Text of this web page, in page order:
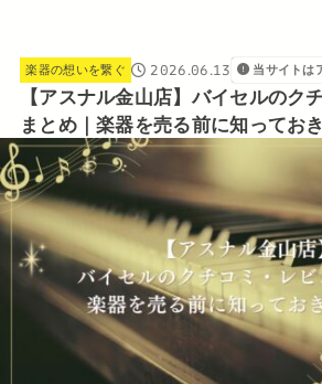
楽器の想いを繋ぐ 2026.06.13 当サイトは
【アスナル金山店】バイセルのク
まとめ｜楽器を売る前に知ってお